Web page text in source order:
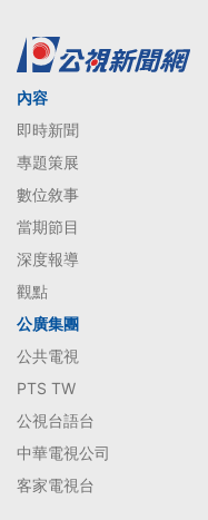
內容
即時新聞
專題策展
數位敘事
當期節目
深度報導
觀點
公廣集團
公共電視
PTS TW
公視台語台
中華電視公司
客家電視台